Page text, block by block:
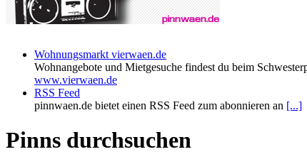
Wohnungsmarkt vierwaen.de
Wohnangebote und Mietgesuche findest du beim
www.vierwaen.de
RSS Feed
pinnwaen.de bietet einen RSS Feed zum abonnieren an [...]
Pinns durchsuchen